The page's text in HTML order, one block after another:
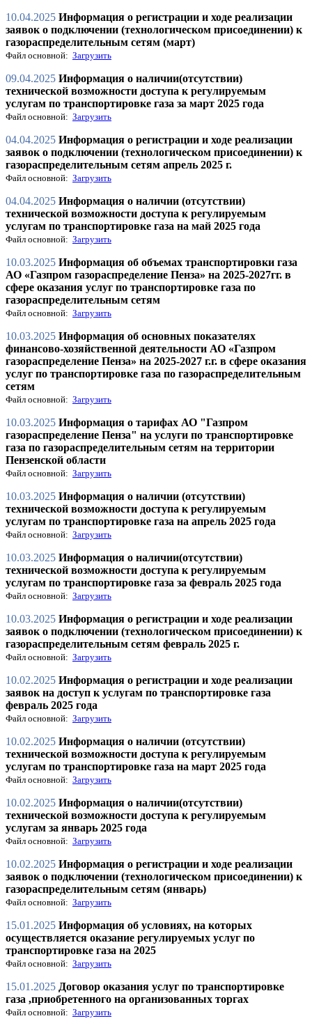
10.04.2025 Информация о регистрации и ходе реализации
заявок о подключении (технологическом присоединении) к
газораспределительным сетям (март)
Файл основной: Загрузить
09.04.2025 Информация о наличии(отсутствии)
технической возможности доступа к регулируемым
услугам по транспортировке газа за март 2025 года
Файл основной: Загрузить
04.04.2025 Информация о регистрации и ходе реализации
заявок о подключении (технологическом присоединении) к
газораспределительным сетям апрель 2025 г.
Файл основной: Загрузить
04.04.2025 Информация о наличии (отсутствии)
технической возможности доступа к регулируемым
услугам по транспортировке газа на май 2025 года
Файл основной: Загрузить
10.03.2025 Информация об объемах транспортировки газа
АО «Газпром газораспределение Пенза» на 2025-2027гг. в
сфере оказания услуг по транспортировке газа по
газораспределительным сетям
Файл основной: Загрузить
10.03.2025 Информация об основных показателях
финансово-хозяйственной деятельности АО «Газпром
газораспределение Пенза» на 2025-2027 г.г. в сфере оказания
услуг по транспортировке газа по газораспределительным
сетям
Файл основной: Загрузить
10.03.2025 Информация о тарифах АО "Газпром
газораспределение Пенза" на услуги по транспортировке
газа по газораспределительным сетям на территории
Пензенской области
Файл основной: Загрузить
10.03.2025 Информация о наличии (отсутствии)
технической возможности доступа к регулируемым
услугам по транспортировке газа на апрель 2025 года
Файл основной: Загрузить
10.03.2025 Информация о наличии(отсутствии)
технической возможности доступа к регулируемым
услугам по транспортировке газа за февраль 2025 года
Файл основной: Загрузить
10.03.2025 Информация о регистрации и ходе реализации
заявок о подключении (технологическом присоединении) к
газораспределительным сетям февраль 2025 г.
Файл основной: Загрузить
10.02.2025 Информация о регистрации и ходе реализации
заявок на доступ к услугам по транспортировке газа
февраль 2025 года
Файл основной: Загрузить
10.02.2025 Информация о наличии (отсутствии)
технической возможности доступа к регулируемым
услугам по транспортировке газа на март 2025 года
Файл основной: Загрузить
10.02.2025 Информация о наличии(отсутствии)
технической возможности доступа к регулируемым
услугам за январь 2025 года
Файл основной: Загрузить
10.02.2025 Информация о регистрации и ходе реализации
заявок о подключении (технологическом присоединении) к
газораспределительным сетям (январь)
Файл основной: Загрузить
15.01.2025 Информация об условиях, на которых
осуществляется оказание регулируемых услуг по
транспортировке газа на 2025
Файл основной: Загрузить
15.01.2025 Договор оказания услуг по транспортировке
газа ,приобретенного на организованных торгах
Файл основной: Загрузить